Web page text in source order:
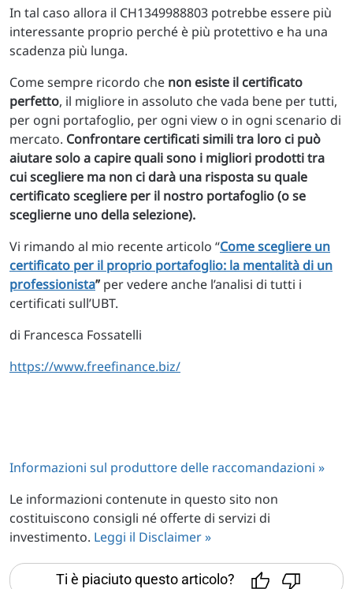
In tal caso allora il CH1349988803 potrebbe essere più
interessante proprio perché è più protettivo e ha una
scadenza più lunga.
Come sempre ricordo che non esiste il certificato
perfetto, il migliore in assoluto che vada bene per tutti,
per ogni portafoglio, per ogni view o in ogni scenario di
mercato. Confrontare certificati simili tra loro ci può
aiutare solo a capire quali sono i migliori prodotti tra
cui scegliere ma non ci darà una risposta su quale
certificato scegliere per il nostro portafoglio (o se
sceglierne uno della selezione).
Vi rimando al mio recente articolo “Come scegliere un
certificato per il proprio portafoglio: la mentalità di un
professionista”per vedere anche l’analisi di tutti i
certificati sull’UBT.
di Francesca Fossatelli
https://www.freefinance.biz/
Informazioni sul produttore delle raccomandazioni »
Le informazioni contenute in questo sito non
costituiscono consigli né offerte di servizi di
investimento. Leggi il Disclaimer »
Ti è piaciuto questo articolo?